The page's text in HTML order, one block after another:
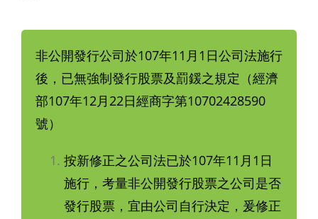
非公開發行公司於107年11月1日公司法施行
後，已無強制發行股票及罰鍰之規定（經濟
部107年12月22日經商字第10702428590
號）
按新修正之公司法已於107年11月1日
施行，考量非公開發行股票之公司是否
發行股票，宜由公司自行決定，爰修正